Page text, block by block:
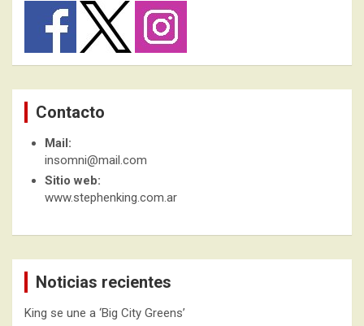
Contacto
Mail:
insomni@mail.com
Sitio web:
www.stephenking.com.ar
Noticias recientes
King se une a ‘Big City Greens’